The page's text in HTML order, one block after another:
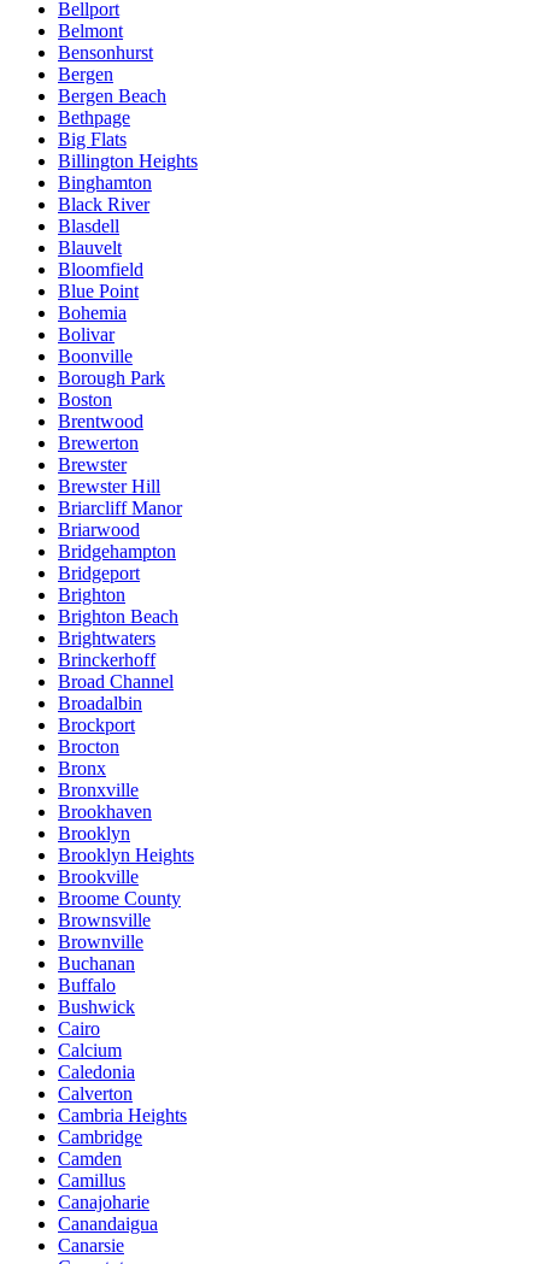
Bellport
Belmont
Bensonhurst
Bergen
Bergen Beach
Bethpage
Big Flats
Billington Heights
Binghamton
Black River
Blasdell
Blauvelt
Bloomfield
Blue Point
Bohemia
Bolivar
Boonville
Borough Park
Boston
Brentwood
Brewerton
Brewster
Brewster Hill
Briarcliff Manor
Briarwood
Bridgehampton
Bridgeport
Brighton
Brighton Beach
Brightwaters
Brinckerhoff
Broad Channel
Broadalbin
Brockport
Brocton
Bronx
Bronxville
Brookhaven
Brooklyn
Brooklyn Heights
Brookville
Broome County
Brownsville
Brownville
Buchanan
Buffalo
Bushwick
Cairo
Calcium
Caledonia
Calverton
Cambria Heights
Cambridge
Camden
Camillus
Canajoharie
Canandaigua
Canarsie